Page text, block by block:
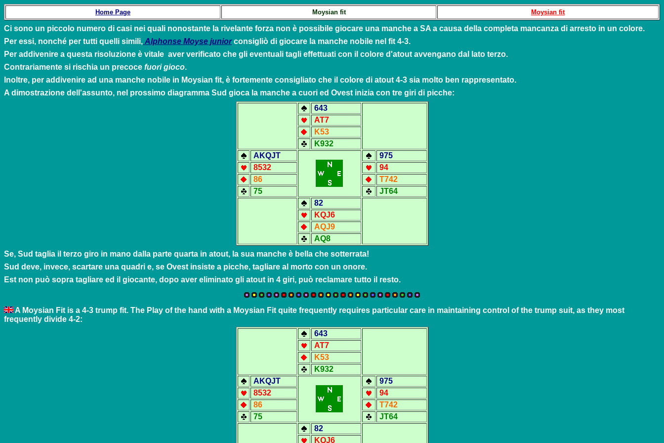
Home Page Moysian fit Moysian fit
Ci sono un piccolo numero di casi nei quali nonostante la rivelante forza non è possibile giocare una manche a SA a causa della completa mancanza di arresto in un colore.
Per essi, nonché per tutti quelli simili, Alphonse Moyse juniorconsigliò di giocare la manche nobile nel fit 4-3.
Per addivenire a questa risoluzione è vitale aver verificato che gli eventuali tagli effettuati con il colore d'atout avvengano dal lato terzo.
Contrariamente si rischia un precoce fuori gioco.
Inoltre, per addivenire ad una manche nobile in Moysian fit, è fortemente consigliato che il colore di atout 4-3 sia molto ben rappresentato.
A dimostrazione dell'assunto, nel prossimo diagramma Sud gioca la manche a cuori ed Ovest inizia con tre giri di picche:
643
AT7
K53
K932
A KQJT
975
8532
94
86
T742
75
JT64
82
KQJ6
AQJ9
AQ8
Se, Sud taglia il terzo giro in mano dalla parte quarta in atout, la sua manche è bella che sotterrata!
Sud deve, invece, scartare una quadri e, se Ovest insiste a picche, tagliare al morto con un onore.
Est non può sopra tagliare ed il giocante, dopo aver eliminato gli atout in 4 giri, può reclamare tutto il resto.
A Moysian Fit is a 4-3 trump fit. The Play of the hand with a Moysian Fit quite frequently requires particular care in maintaining control of the trump suit, as they most
frequently divide 4-2:
643
AT7
K53
K932
A KQJT
975
8532
94
86
T742
75
JT64
82
KQJ6